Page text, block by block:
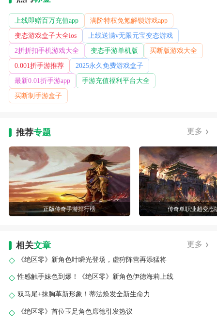
上线即赠百万充值app
满阶特权免氪解锁游戏app
变态游戏盒子大全ios
上线送满v无限元宝变态游戏
2折折扣手机游戏大全
变态手游单机版
买断版游戏大全
0.001折手游推荐
2025永久免费游戏盒子
最新0.01折手游app
手游充值福利平台大全
买断制手游盒子
推荐专题 更多
正版传奇手游排行榜 传奇单职业超变态
相关文章 更多
《绝区零》新角色叶瞬光登场，虚狩阵营再添猛将
性感触手妹色到爆！《绝区零》新角色伊德海莉上线
双马尾+抹胸革新形象！蒂法焕发全新生命力​
《绝区零》首位玉足角色席德引发热议